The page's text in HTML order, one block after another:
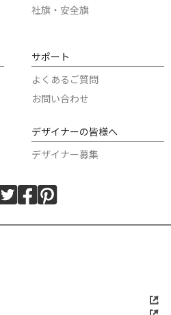
社旗・安全旗
サポート
よくあるご質問
お問い合わせ
デザイナーの皆様へ
デザイナー募集